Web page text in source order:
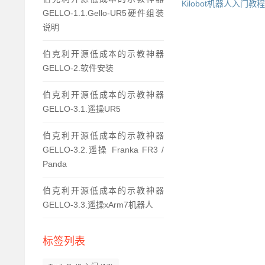
GELLO-1.1.Gello-UR5硬件组装
说明
伯克利开源低成本的示教神器
GELLO-2.软件安装
伯克利开源低成本的示教神器
GELLO-3.1.遥操UR5
伯克利开源低成本的示教神器
GELLO-3.2.遥操 Franka FR3 /
Panda
伯克利开源低成本的示教神器
GELLO-3.3.遥操xArm7机器人
标签列表
Kilobot机器人入门教